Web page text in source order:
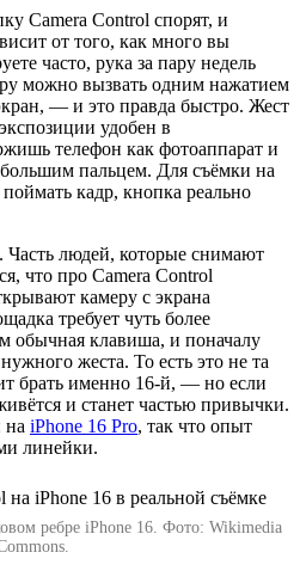
Camera Control спорят, и
от того, как много вы
часто, рука за пару недель
можно вызвать одним нажатием
— и это правда быстро. Жест
удобен в
телефон как фотоаппарат и
пальцем. Для съёмки на
кадр, кнопка реально
Часть людей, которые снимают
что про Camera Control
камеру с экрана
требует чуть более
обычная клавиша, и поначалу
жеста. То есть это не та
брать именно 16-й, — но если
и станет частью привычки.
на iPhone 16 Pro, так что опыт
линейки.
ребре iPhone 16. Фото: Wikimedia